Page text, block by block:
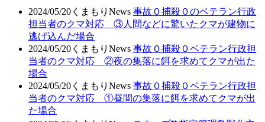
2024/05/20 くまもりNews 事故０捕殺０のベテラン行政
担当者のクマ対応 ③人間などに驚いたクマが建物に
逃げ込んだ場合
2024/05/20 くまもりNews 事故０捕殺０ベテラン行政担
当者のクマ対応 ②夜の集落に餌を求めてクマが出た
場合
2024/05/20 くまもりNews 事故０捕殺０ベテラン行政担
当者のクマ対応 ①昼間の集落に餌を求めてクマが出
た場合